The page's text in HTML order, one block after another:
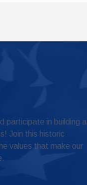
participate in building a
Join this historic
values that make our